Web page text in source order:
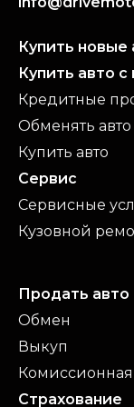
Купить новые
Купить авто
Кредитные
Обменять авто
Купить авто
Сервис
Сервисные
Кузовной
Продать авто
Обмен
Выкуп
Страхование